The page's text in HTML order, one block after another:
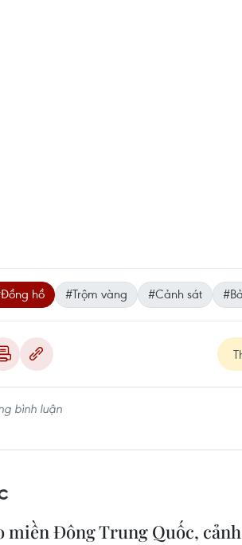
hồ #Trộm vàng #Cảnh sát
miền Đông Trung Quốc, cảnh